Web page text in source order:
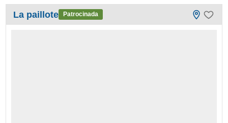
La paillote Patrocinada